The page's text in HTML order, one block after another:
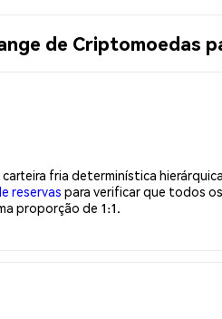
de Criptomoedas
fria determinística
reservas para verificar que todos
proporção de 1:1.